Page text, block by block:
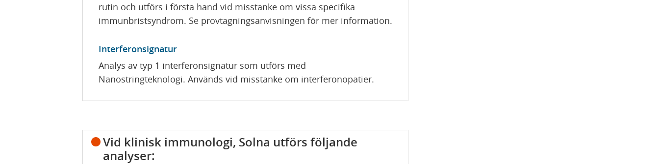
rutin och utförs i första hand vid misstanke om vissa specifika
immunbristsyndrom. Se provtagningsanvisningen för mer information.
Interferonsignatur
Analys av typ 1 interferonsignatur som utförs med
Nanostringteknologi. Används vid misstanke om interferonopatier.
Vid klinisk immunologi, Solna utförs följande
analyser: